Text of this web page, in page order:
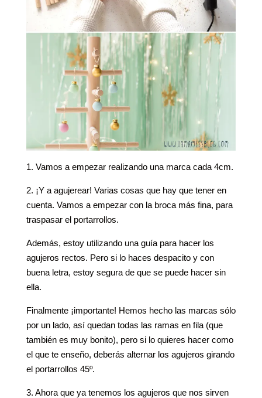
1. Vamos a empezar realizando una marca cada 4cm.
2. ¡Y a agujerear! Varias cosas que hay que tener en
cuenta. Vamos a empezar con la broca más fina, para
traspasar el portarrollos.
Además, estoy utilizando una guía para hacer los
agujeros rectos. Pero si lo haces despacito y con
buena letra, estoy segura de que se puede hacer sin
ella.
Finalmente ¡importante! Hemos hecho las marcas sólo
por un lado, así quedan todas las ramas en fila (que
también es muy bonito), pero si lo quieres hacer como
el que te enseño, deberás alternar los agujeros girando
el portarrollos 45º.
3. Ahora que ya tenemos los agujeros que nos sirven